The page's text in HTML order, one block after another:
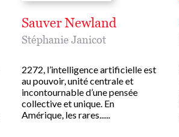
Sauver Newland
Stéphanie Janicot
2272, l’intelligence artificielle est
au pouvoir, unité centrale et
incontournable d’une pensée
collective et unique. En
Amérique, les rares......